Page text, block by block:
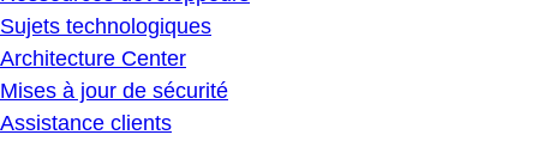
Sujets technologiques
Architecture Center
Mises à jour de sécurité
Assistance clients